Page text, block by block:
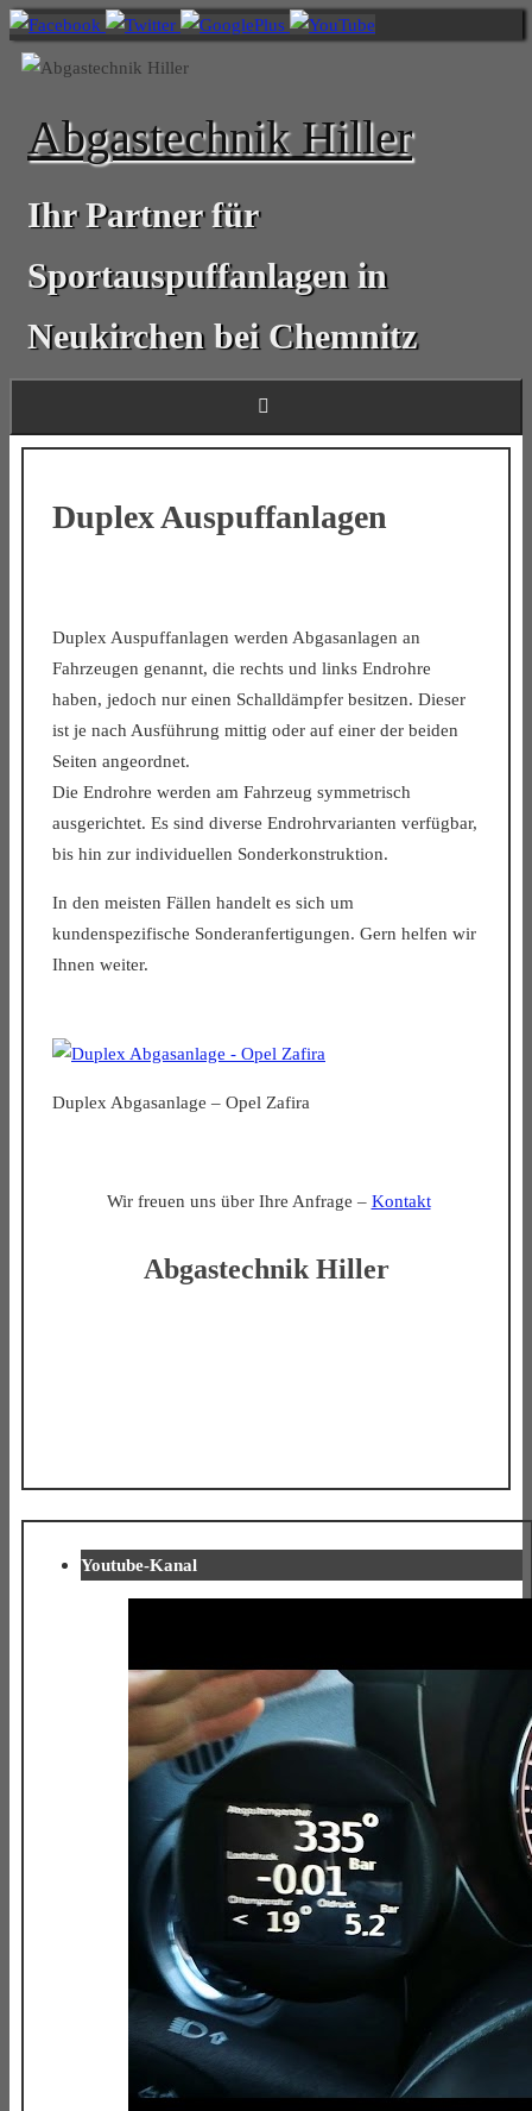
Zum
Inhalt
Abgastechnik Hiller
Ihr Partner für
Sportauspuffanlagen in
Neukirchen bei Chemnitz
Duplex Auspuffanlagen
Duplex Auspuffanlagen werden Abgasanlagen an
Fahrzeugen genannt, die rechts und links Endrohre
haben, jedoch nur einen Schalldämpfer besitzen. Dieser
ist je nach Ausführung mittig oder auf einer der beiden
Seiten angeordnet.
Die Endrohre werden am Fahrzeug symmetrisch
ausgerichtet. Es sind diverse Endrohrvarianten verfügbar,
bis hin zur individuellen Sonderkonstruktion.
In den meisten Fällen handelt es sich um
kundenspezifische Sonderanfertigungen. Gern helfen wir
Ihnen weiter.
Duplex Abgasanlage – Opel Zafira
Wir freuen uns über Ihre Anfrage – Kontakt
Abgastechnik Hiller
Youtube-Kanal